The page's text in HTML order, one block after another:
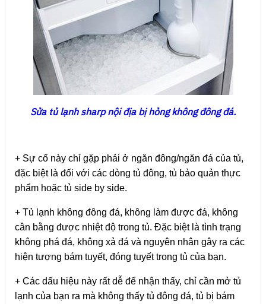
Sửa tủ lạnh sharp nội địa bị hỏng không đông đá.
+ Sự cố này chỉ gặp phải ở ngăn đông/ngăn đá của tủ,
đặc biệt là đối với các dòng tủ đông, tủ bảo quản thực
phẩm hoặc tủ side by side.
+ Tủ lạnh không đông đá, không làm được đá, không
cân bằng được nhiệt độ trong tủ. Đặc biệt là tình trạng
không phá đá, không xả đá và nguyên nhân gây ra các
hiện tượng bám tuyết, đóng tuyết trong tủ của bạn.
+ Các dấu hiệu này rất dễ để nhận thấy, chỉ cần mở tủ
lạnh của bạn ra mà không thấy tủ đông đá, tủ bị bám